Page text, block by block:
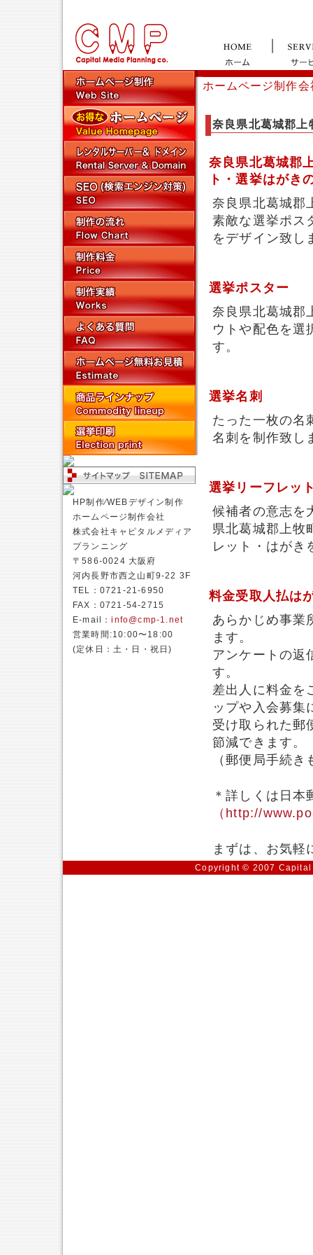
ホームページ制作
奈良県北葛城郡上
奈良県北葛城郡
ト・選挙はがき
奈良県北葛城郡
素敵な選挙ポス
をデザイン致し
選挙ポスター
奈良県北葛城郡
ウトや配色を選
す。
選挙名刺
たった一枚の名
名刺を制作致し
選挙リーフレッ
候補者の意志を
県北葛城郡上牧
レット・はがき
料金受取人払は
あらかじめ事業
ます。
アンケートの返
す。
差出人に料金を
ップや入会募集
受け取られた郵
節減できます。
（郵便局手続
＊詳しくは日
（http://
まずは、お気軽
HP制作⁄WEBデザイン制作
ホームページ制作会社
株式会社キャピタルメディア
プランニング
〒586-0024 大阪府
河内長野市西之山町9-22 3F
TEL：0721-21-6950
FAX：0721-54-2715
E-mail：info@cmp-1.net
営業時間:10:00〜18:00
(定休日：土・日・祝日)
Copyright © 2007